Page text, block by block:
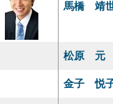
馬橋 靖
松原 元
金子 悦